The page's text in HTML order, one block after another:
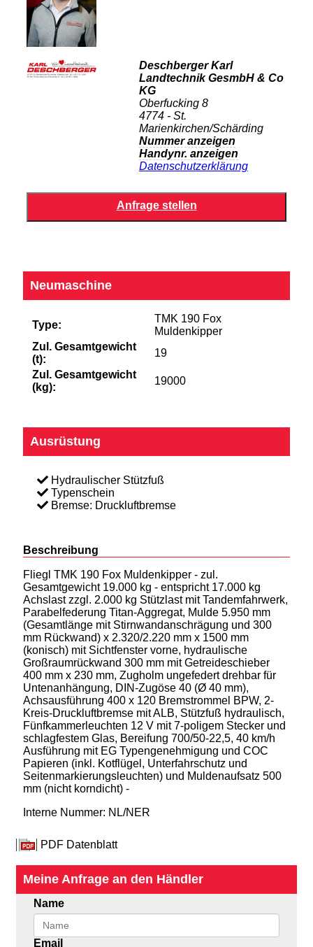
Deschberger Karl
Landtechnik GesmbH & Co
KG
Oberfucking 8
4774 - St.
Marienkirchen/Schärding
Nummer anzeigen
Handynr. anzeigen
Datenschutzerklärung
Neumaschine
Type:
TMK 190 Fox
Muldenkipper
Zul. Gesamtgewicht
(t):
19
Zul. Gesamtgewicht
(kg):
19000
Ausrüstung
Hydraulischer Stützfuß
Typenschein
Bremse: Druckluftbremse
Beschreibung
Fliegl TMK 190 Fox Muldenkipper - zul.
Gesamtgewicht 19.000 kg - entspricht 17.000 kg
Achslast zzgl. 2.000 kg Stützlast mit Tandemfahrwerk,
Parabelfederung Titan-Aggregat, Mulde 5.950 mm
(Gesamtlänge mit Stirnwandanschrägung und 300
mm Rückwand) x 2.320/2.220 mm x 1500 mm
(konisch) mit Sichtfenster vorne, hydraulische
Großraumrückwand 300 mm mit Getreideschieber
400 mm x 230 mm, Zugholm ungefedert drehbar für
Untenanhängung, DIN-Zugöse 40 (Ø 40 mm),
Achsausführung 400 x 120 Bremstrommel BPW, 2-
Kreis-Druckluftbremse mit ALB, Stützfuß hydraulisch,
Fünfkammerleuchten 12 V mit 7-poligem Stecker und
schlagfestem Glas, Bereifung 700/50-22,5, 40 km/h
Ausführung mit EG Typengenehmigung und COC
Papieren (inkl. Kotflügel, Unterfahrschutz und
Seitenmarkierungsleuchten) und Muldenaufsatz 500
mm (nicht korndicht) -
Interne Nummer: NL/NER
PDF Datenblatt
Meine Anfrage an den Händler
Name
Email